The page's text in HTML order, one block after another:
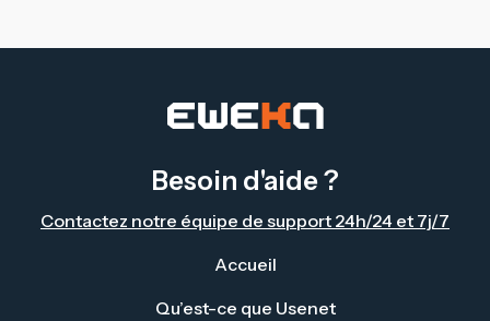
Besoin d'aide ?
Contactez notre équipe de support 24h/24 et 7j/7
Accueil
Qu’est-ce que Usenet